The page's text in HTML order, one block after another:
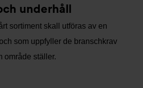
underhåll
sortiment skall utföras av en
som uppfyller de branschkrav
område ställer.